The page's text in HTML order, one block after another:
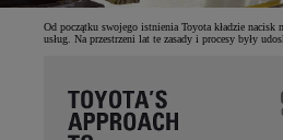
Od początku swojego istnienia Toyota kładzie
usług. Na przestrzeni lat te zasady i procesy były